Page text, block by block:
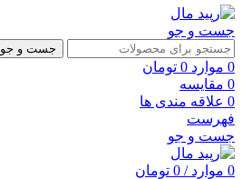
جست و جو
جست و جو
0 موارد 0 تومان
0 مقایسه
0 علاقه مندی ها
فهرست
جست و جو
0 موارد /
0 تومان